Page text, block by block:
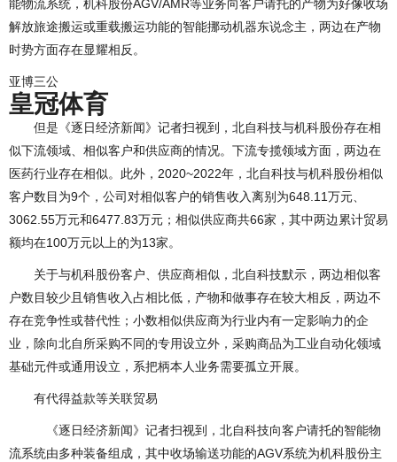
能物流系统，机科股份AGV/AMR等业务向客户请托的产物为好像收场
解放旅途搬运或重载搬运功能的智能挪动机器东说念主，两边在产物
时势方面存在显耀相反。
亚博三公
皇冠体育
但是《逐日经济新闻》记者扫视到，北自科技与机科股份存在相
似下流领域、相似客户和供应商的情况。下流专揽领域方面，两边在
医药行业存在相似。此外，2020~2022年，北自科技与机科股份相似
客户数目为9个，公司对相似客户的销售收入离别为648.11万元、
3062.55万元和6477.83万元；相似供应商共66家，其中两边累计贸易
额均在100万元以上的为13家。
关于与机科股份客户、供应商相似，北自科技默示，两边相似客
户数目较少且销售收入占相比低，产物和做事存在较大相反，两边不
存在竞争性或替代性；小数相似供应商为行业内有一定影响力的企
业，除向北自所采购不同的专用设立外，采购商品为工业自动化领域
基础元件或通用设立，系把柄本人业务需要孤立开展。
有代得益款等关联贸易
《逐日经济新闻》记者扫视到，北自科技向客户请托的智能物
流系统由多种装备组成，其中收场输送功能的AGV系统为机科股份主